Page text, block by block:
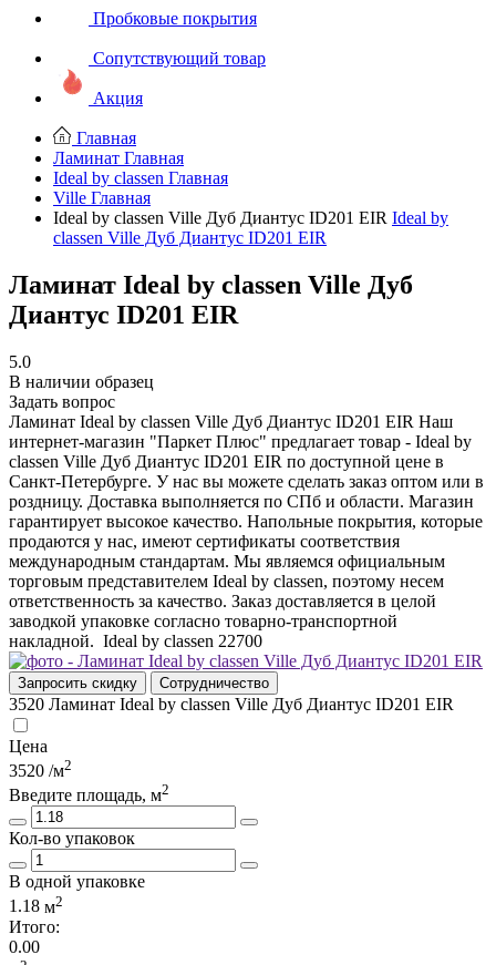
Пробковые покрытия
Сопутствующий товар
Акция
Главная
Ламинат Главная
Ideal by classen Главная
Ville Главная
Ideal by classen Ville Дуб Диантус ID201 EIR Ideal by
classen Ville Дуб Диантус ID201 EIR
Ламинат Ideal by classen Ville Дуб
Диантус ID201 EIR
5.0
В наличии образец
Задать вопрос
Ламинат Ideal by classen Ville Дуб Диантус ID201 EIR Наш
интернет-магазин "Паркет Плюс" предлагает товар - Ideal by
classen Ville Дуб Диантус ID201 EIR по доступной цене в
Санкт-Петербурге. У нас вы можете сделать заказ оптом или в
роздницу. Доставка выполняется по СПб и области. Магазин
гарантирует высокое качество. Напольные покрытия, которые
продаются у нас, имеют сертификаты соответствия
международным стандартам. Мы являемся официальным
торговым представителем Ideal by classen, поэтому несем
ответственность за качество. Заказ доставляется в целой
заводкой упаковке согласно товарно-транспортной
накладной. Ideal by classen 22700
Запросить скидку Сотрудничество
3520 Ламинат Ideal by classen Ville Дуб Диантус ID201 EIR
Цена
3520 /м2
Введите площадь, м2
Кол-во упаковок
В одной упаковке
1.18 м2
Итого:
0.00